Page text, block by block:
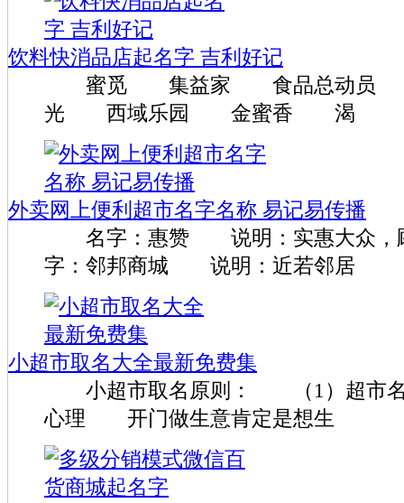
饮料快消品店起名字 吉利好记
蜜觅 集益家 食品总动员
光 西域乐园 金蜜香 渴
外卖网上便利超市名字名称 易记易传播
名字：惠赞 说明：实惠大众
字：邻邦商城 说明：近若邻居
小超市取名大全最新免费集
小超市取名原则： （1）超市名
心理 开门做生意肯定是想生